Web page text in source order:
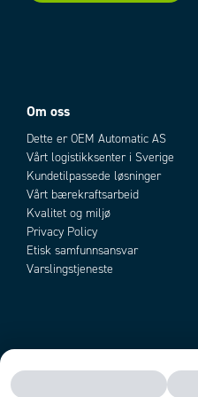
VektOm oss
Dette er OEM Automatic AS
Vårt logistikksenter i Sverige
Kundetilpassede løsninger
Vårt bærekraftsarbeid
Kvalitet og miljø
Privacy Policy
Etisk samfunnsansvar
Varslingstjeneste